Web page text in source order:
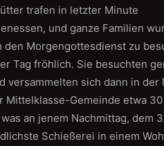
trafen in letzter Minute
und ganze Familien
Morgengottesdienst zu
Tag fröhlich. Sie besuchten
versammelten sich dann in der
Mittelklasse-Gemeinde etwa
an jenem Nachmittag, dem
Schießerei in einem